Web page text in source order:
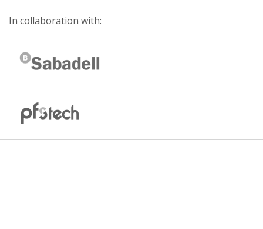
In collaboration with: